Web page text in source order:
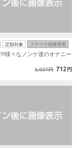
定額対象 ブラウザ視聴専用
様々なノンケ達のオナニー
1,027円 712 円